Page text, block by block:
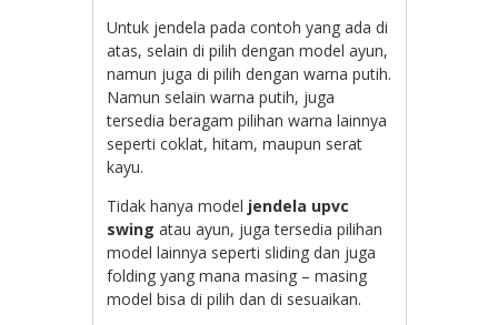
Untuk jendela pada contoh yang ada di
atas, selain di pilih dengan model ayun,
namun juga di pilih dengan warna putih.
Namun selain warna putih, juga
tersedia beragam pilihan warna lainnya
seperti coklat, hitam, maupun serat
kayu.
Tidak hanya model jendela upvc
swing atau ayun, juga tersedia pilihan
model lainnya seperti sliding dan juga
folding yang mana masing – masing
model bisa di pilih dan di sesuaikan.